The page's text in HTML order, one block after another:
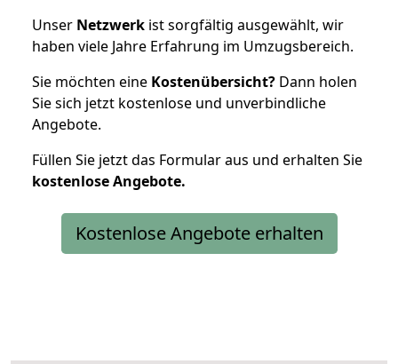
Unser Netzwerk ist sorgfältig ausgewählt, wir
haben viele Jahre Erfahrung im Umzugsbereich.
Sie möchten eine Kostenübersicht? Dann holen
Sie sich jetzt kostenlose und unverbindliche
Angebote.
Füllen Sie jetzt das Formular aus und erhalten Sie
kostenloseAngebote.
Kostenlose Angebote erhalten